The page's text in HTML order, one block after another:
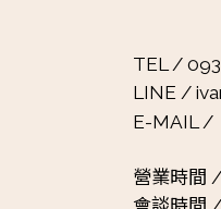
TEL /
LINE /
E-MAIL /
營業時間 /